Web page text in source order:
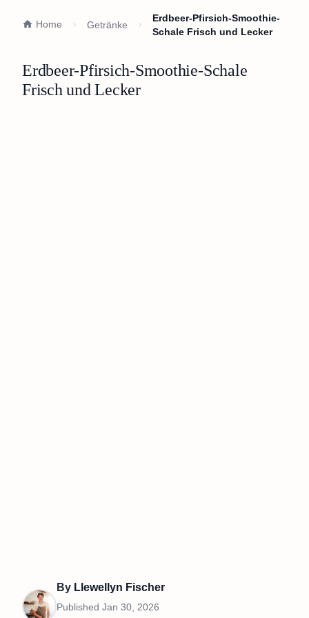
Home Getränke
Erdbeer-Pfirsich-Smoothie-
Schale Frisch und Lecker
Erdbeer-Pfirsich-Smoothie-Schale
Frisch und Lecker
By Llewellyn Fischer
Published Jan 30, 2026